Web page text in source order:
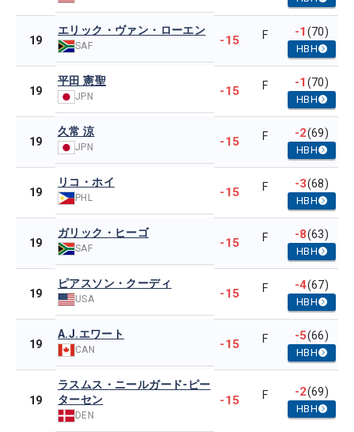
19
エリック・ヴァン・ローエン
SAF -15 F -1(70)
HBH
19
平田 憲聖
JPN -15 F -1(70)
HBH
19
久常 涼
JPN -15 F -2(69)
HBH
19
リコ・ホイ
PHL -15 F -3(68)
HBH
19
ガリック・ヒーゴ
SAF -15 F -8(63)
HBH
19
ピアスソン・クーディ
USA -15 F -4(67)
HBH
19
A.J.エワート
CAN -15 F -5(66)
HBH
19
ラスムス・ニールガード-ピー
ターセン
DEN
-15 F -2(69)
HBH